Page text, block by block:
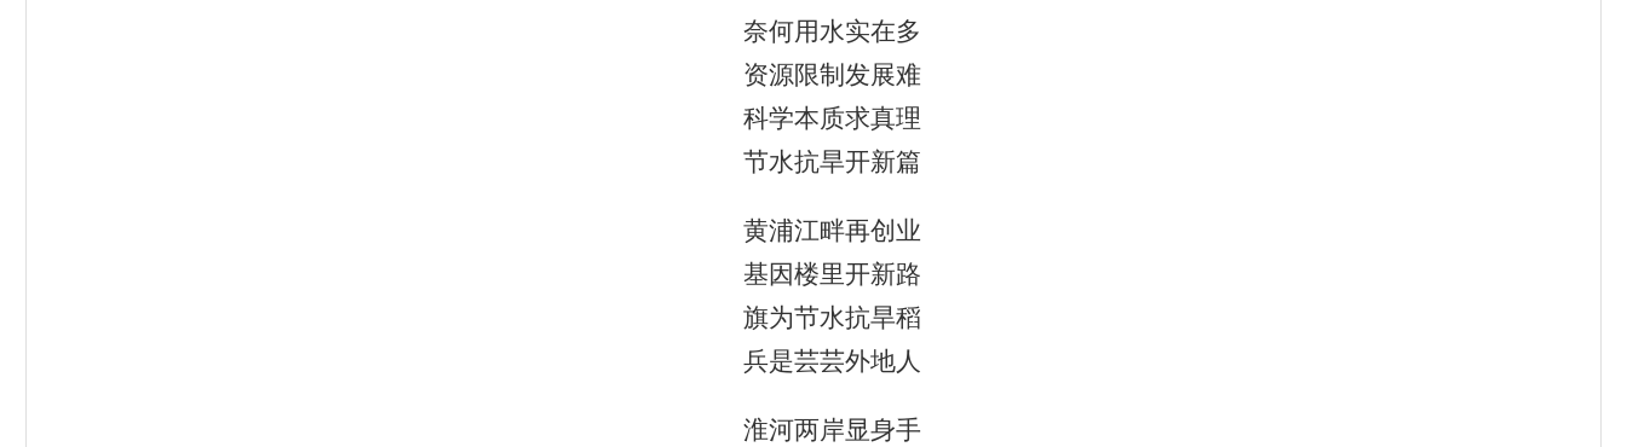
奈何用水实在多
资源限制发展难
科学本质求真理
节水抗旱开新篇
黄浦江畔再创业
基因楼里开新路
旗为节水抗旱稻
兵是芸芸外地人
淮河两岸显身手